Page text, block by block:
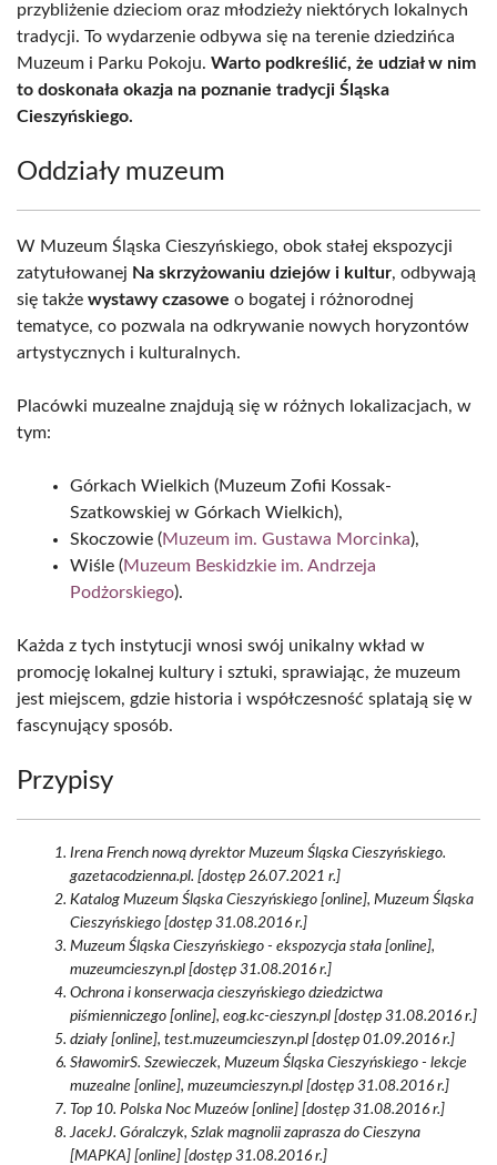
przybliżenie dzieciom oraz młodzieży niektórych lokalnych
tradycji. To wydarzenie odbywa się na terenie dziedzińca
Muzeum i Parku Pokoju. Warto podkreślić, że udział w nim
to doskonała okazja na poznanie tradycji Śląska
Cieszyńskiego.
Oddziały muzeum
W Muzeum Śląska Cieszyńskiego, obok stałej ekspozycji
zatytułowanej Na skrzyżowaniu dziejów i kultur, odbywają
się także wystawy czasowe o bogatej i różnorodnej
tematyce, co pozwala na odkrywanie nowych horyzontów
artystycznych i kulturalnych.
Placówki muzealne znajdują się w różnych lokalizacjach, w
tym:
Górkach Wielkich (Muzeum Zofii Kossak-
Szatkowskiej w Górkach Wielkich),
Skoczowie (Muzeum im. Gustawa Morcinka),
Wiśle (Muzeum Beskidzkie im. Andrzeja
Podżorskiego).
Każda z tych instytucji wnosi swój unikalny wkład w
promocję lokalnej kultury i sztuki, sprawiając, że muzeum
jest miejscem, gdzie historia i współczesność splatają się w
fascynujący sposób.
Przypisy
Irena French nową dyrektor Muzeum Śląska Cieszyńskiego.
gazetacodzienna.pl. [dostęp 26.07.2021 r.]
Katalog Muzeum Śląska Cieszyńskiego [online], Muzeum Śląska
Cieszyńskiego [dostęp 31.08.2016 r.]
Muzeum Śląska Cieszyńskiego - ekspozycja stała [online],
muzeumcieszyn.pl [dostęp 31.08.2016 r.]
Ochrona i konserwacja cieszyńskiego dziedzictwa
piśmienniczego [online], eog.kc-cieszyn.pl [dostęp 31.08.2016 r.]
działy [online], test.muzeumcieszyn.pl [dostęp 01.09.2016 r.]
SławomirS. Szewieczek, Muzeum Śląska Cieszyńskiego - lekcje
muzealne [online], muzeumcieszyn.pl [dostęp 31.08.2016 r.]
Top 10. Polska Noc Muzeów [online] [dostęp 31.08.2016 r.]
JacekJ. Góralczyk, Szlak magnolii zaprasza do Cieszyna
[MAPKA] [online] [dostęp 31.08.2016 r.]